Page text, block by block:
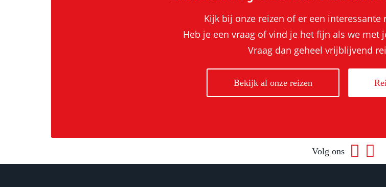
Kijk bij onze reizen of er een interessante
Heb je een vraag of vind je het fijn als we met
Vraag dan geheel vrijblijvend
Bekijk al onze reizen
Volg ons